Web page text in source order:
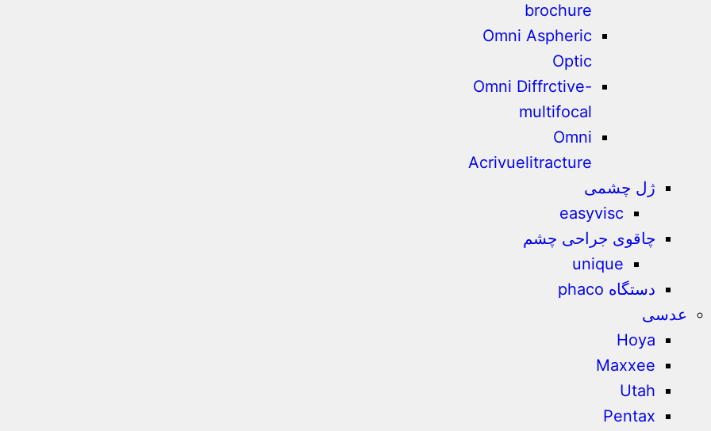
brochure
Omni Aspheric
Optic
Omni Diffrctive-
multifocal
Omni
Acrivuelitracture
ژل چشمی
easyvisc
چاقوی جراحی چشم
unique
دستگاه phaco
عدسی
Hoya
Maxxee
Utah
Pentax